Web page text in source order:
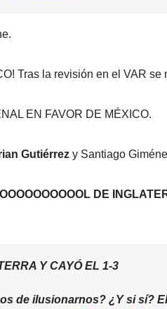
Tras la revisión en el VAR
EN FAVOR DE MÉXICO.
Gutiérrez y Santiago
DE
Y CAYÓ EL 1-3
de ilusionarnos? ¿Y si sí?